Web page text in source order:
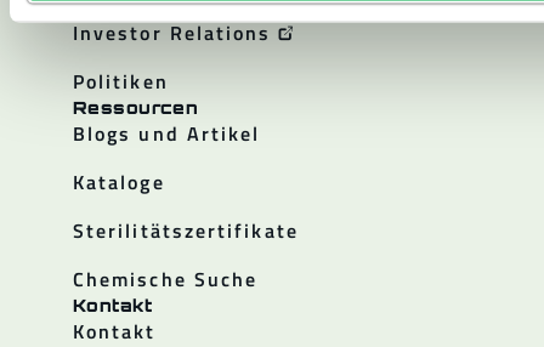
Investor Relations
Politiken
Ressourcen
Blogs und Artikel
Kataloge
Sterilitätszertifikate
Chemische Suche
Kontakt
Kontakt